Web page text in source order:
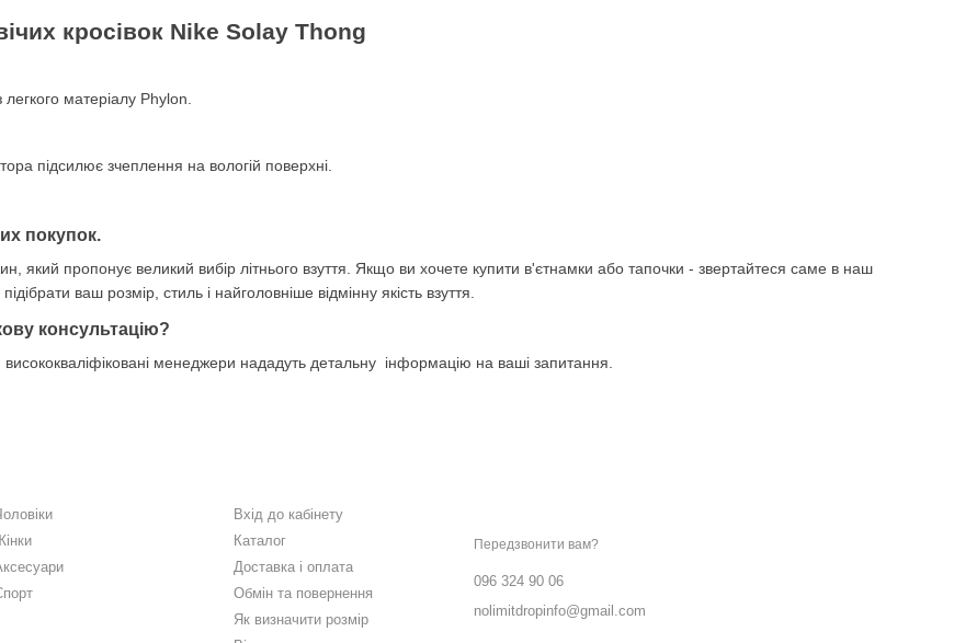
кросівок Nike Solay Thong
матеріалу Phylon.
підсилює зчеплення на вологій поверхні.
покупок.
який пропонує великий вибір літнього взуття. Якщо ви хочете купити в'єтнамки або тапочки - звертайтеся саме в наш
ваш розмір, стиль і найголовніше відмінну якість взуття.
консультацію?
менеджери нададуть детальну інформацію на ваші запитання.
Вхід до кабінету
Каталог
Доставка і оплата
Обмін та повернення
Як визначити розмір
Передзвонити вам?
096 324 90 06
nolimitdropinfo@gmail.com